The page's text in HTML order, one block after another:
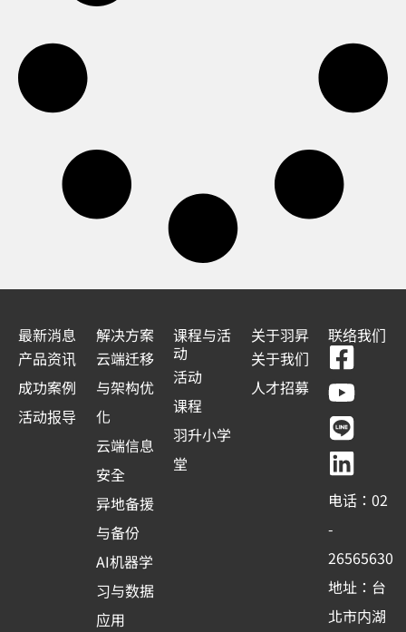
最新消息
产品资讯
成功案例
活动报导
解决方案
云端迁移
与架构优
化
云端信息
安全
异地备援
与备份
AI机器学
习与数据
应用
课程与活
动
活动
课程
羽升小学
堂
关于羽昇
关于我们
人才招募
联络我们
F
a
c
e
b
o
o
k
-
s
Y
o
u
t
u
b
e
L
i
n
e
L
i
n
k
e
d
i
n
电话：02
-
26565630
地址：台
北市内湖